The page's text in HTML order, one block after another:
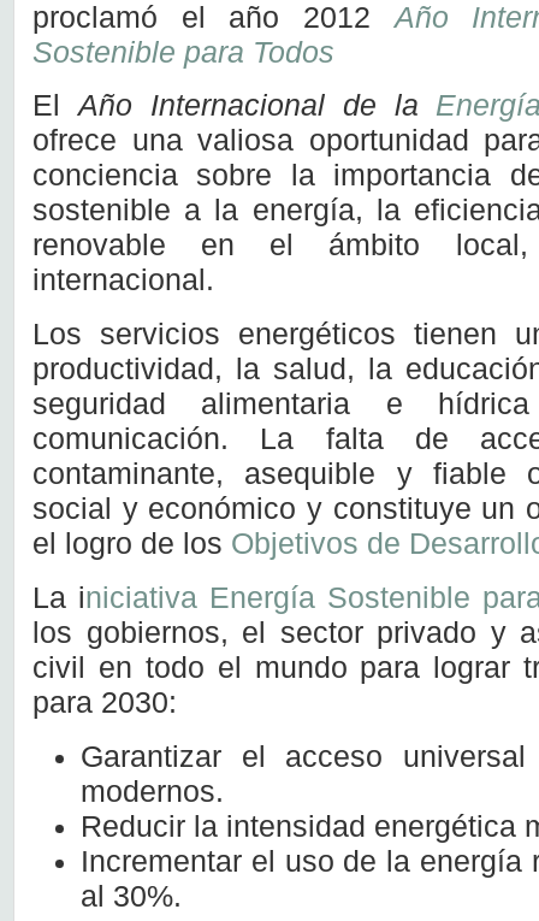
proclamó el año 2012Año
Sostenible para Todos
ElAño Internacional de la
ofrece una valiosa oportunidad
conciencia sobre la importancia
sostenible a la energía, la
renovable en el ámbito
internacional.
Los servicios energéticos tienen
productividad, la salud, la
seguridad alimentaria e
comunicación. La falta de
contaminante, asequible y fiable
social y económico y constituye un
el logro de los Objetivos de
La iniciativa Energía Sostenible
los gobiernos, el sector privado y
civil en todo el mundo para lograr
para 2030:
Garantizar el acceso
modernos.
Reducir la intensidad energética
Incrementar el uso de la energía
al 30%.